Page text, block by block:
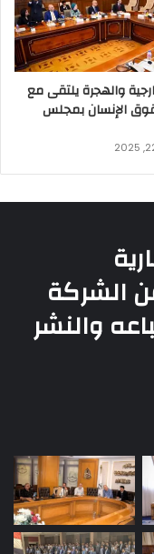
والهجرة يلتقى مع
الإنسان بمجلس
الشركة
والنشر